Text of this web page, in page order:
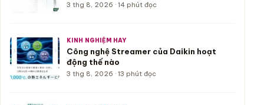
3 thg 8, 2026 · 14 phút đọc
KINH NGHIỆM HAY
Công nghệ Streamer của Daikin hoạt
động thế nào
3 thg 8, 2026 · 13 phút đọc